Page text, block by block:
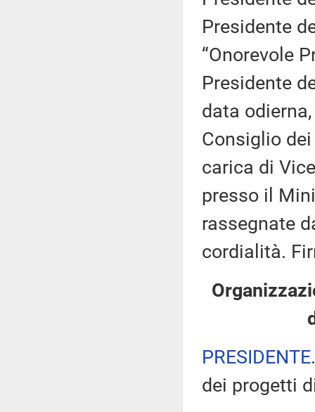
Presidente
“Onorevole
Presidente
data
Consiglio
carica di
presso il
rassegnate
cordialità.
PRESIDENTE
dei progetti